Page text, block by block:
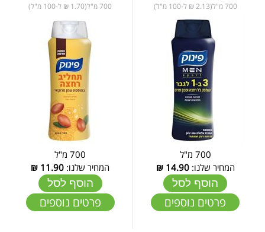
700 מ"ל(2.13 ₪ ל-100 מ"ל)
700 מ"ל
המחיר שלנו:14.90
₪
הוסף לסל
פרטים נוספים
700 מ"ל(1.70 ₪ ל-100 מ"ל)
700 מ"ל
המחיר שלנו: 11.90
₪
הוסף לסל
פרטים נוספים